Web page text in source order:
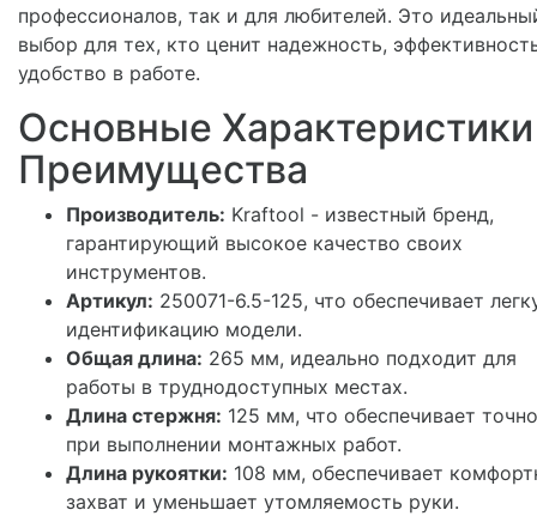
профессионалов, так и для любителей. Это
выбор для тех, кто ценит надежность,
удобство в работе.
Основные
Преимущества
Производитель: Kraftool - известный бренд,
гарантирующий высокое качество своих
инструментов.
Артикул: 250071-6.5-125, что обеспечивает
идентификацию модели.
Общая длина: 265 мм, идеально подходит для
работы в труднодоступных местах.
Длина стержня: 125 мм, что обеспечивает
при выполнении монтажных работ.
Длина рукоятки: 108 мм, обеспечивает
захват и уменьшает утомляемость руки.